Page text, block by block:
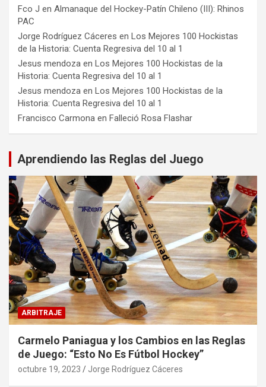
Fco J en Almanaque del Hockey-Patín Chileno (III): Rhinos
PAC
Jorge Rodríguez Cáceres en Los Mejores 100 Hockistas
de la Historia: Cuenta Regresiva del 10 al 1
Jesus mendoza en Los Mejores 100 Hockistas de la
Historia: Cuenta Regresiva del 10 al 1
Jesus mendoza en Los Mejores 100 Hockistas de la
Historia: Cuenta Regresiva del 10 al 1
Francisco Carmona en Falleció Rosa Flashar
Aprendiendo las Reglas del Juego
ARBITRAJE
Carmelo Paniagua y los Cambios en las Reglas
de Juego: “Esto No Es Fútbol Hockey”
octubre 19, 2023 Jorge Rodríguez Cáceres